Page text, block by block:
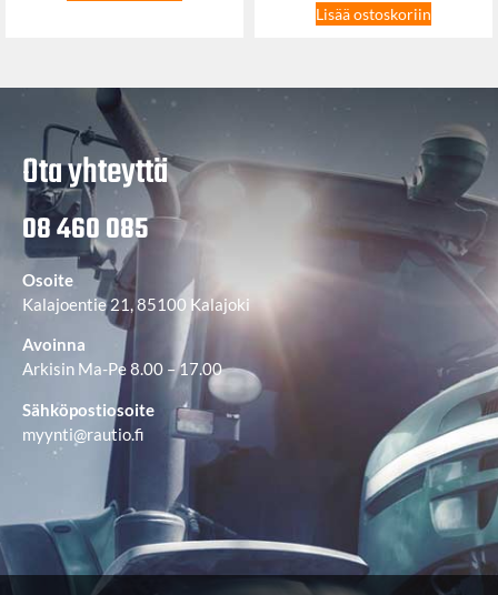
Lisää ostoskoriin
Ota yhteyttä
08 460 085
Osoite
Kalajoentie 21, 85100 Kalajoki
Avoinna
Arkisin Ma-Pe 8.00 – 17.00
Sähköpostiosoite
myynti@rautio.fi